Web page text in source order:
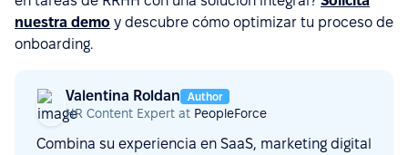
nuestra demo y descubre cómo optimizar tu proceso de
onboarding.
Valentina Roldan Author
HR Content Expert at PeopleForce
Combina su experiencia en SaaS, marketing digital